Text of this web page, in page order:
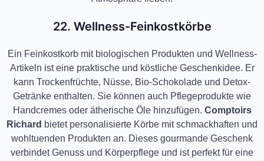
22. Wellness-Feinkostkörbe
Ein Feinkostkorb mit biologischen Produkten und Wellness-
Artikeln ist eine praktische und köstliche Geschenkidee. Er
kann Trockenfrüchte, Nüsse, Bio-Schokolade und Detox-
Getränke enthalten. Sie können auch Pflegeprodukte wie
Handcremes oder ätherische Öle hinzufügen. Comptoirs
Richard bietet personalisierte Körbe mit schmackhaften und
wohltuenden Produkten an. Dieses gourmande Geschenk
verbindet Genuss und Körperpflege und ist perfekt für eine